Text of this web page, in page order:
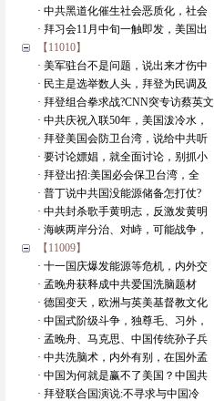
· 中共黑道化催生社会恶质化，社会
· 拜习会11月中旬一触即发，美国出
【11010】
· 美军驻台不是问题，说出来才伤中
· 民主是选举数人头，拜登为民调及
· 拜登组合拳求战?CNN突专访蔡英文
· 中共庆祝入联50年，美国泼冷水，
· 拜登美国会防卫台湾，说给中共听
· 要讨论嫖娼，就全面讨论，别抓小
· 拜登出招:美国必会保卫台湾，全
· 普丁说中共国没能源储备怎打仗?
· 中共封杀歌手黄明志，反激发黄明
· 海峡两岸分治、对峙，可能战争，
【11009】
· 十一国庆爆发能源等危机，内外交
· 孟晚舟获释成中共爱国洗脑题材
· 德国变天，欧洲与英美基督教文化
· 中国式阶级斗争，独尊毛、习外，
· 孟晚舟、马克思、中国传统孙子兵
· 中共洗脑术，内外有别，在国外孟
· 中国为何就是赢不了美国？中国共
· 拜登联合国演说:不寻求与中国冷